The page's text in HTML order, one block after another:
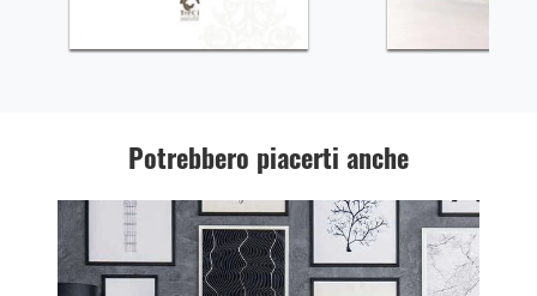
Potrebbero piacerti anche